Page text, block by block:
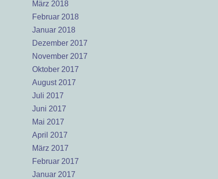
März 2018
Februar 2018
Januar 2018
Dezember 2017
November 2017
Oktober 2017
August 2017
Juli 2017
Juni 2017
Mai 2017
April 2017
März 2017
Februar 2017
Januar 2017